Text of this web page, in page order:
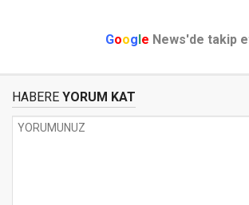
Google News'de takip
HABERE YORUM KAT